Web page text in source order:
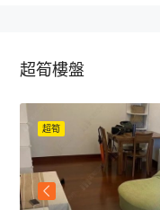
超筍樓盤
超筍